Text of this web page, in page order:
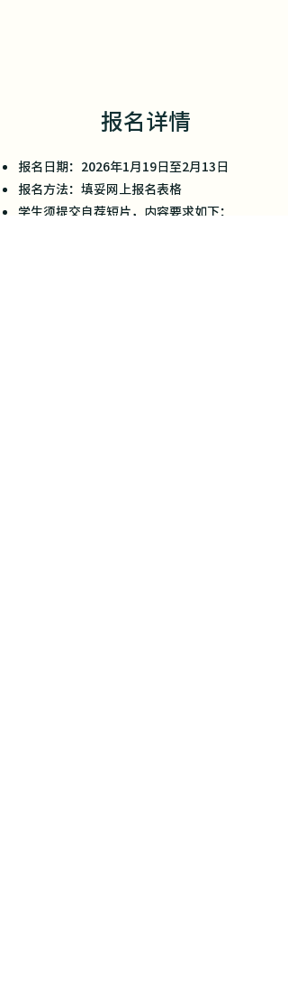
报名详情
报名日期：2026年1月19日至2月13日
报名方法：填妥网上报名表格
学生须提交自荐短片，内容要求如下：